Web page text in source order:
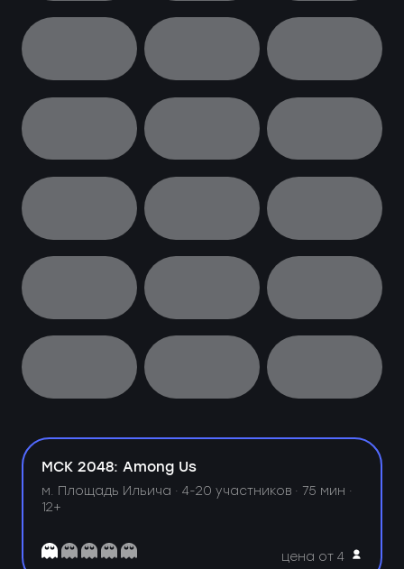
МСК 2048: Among Us
м. Площадь Ильича ·4-20 участников · 75 мин ·
12+
цена от 4